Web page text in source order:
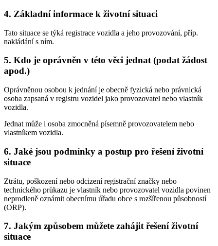
4. Základní informace k životní situaci
Tato situace se týká registrace vozidla a jeho provozování, příp.
nakládání s ním.
5. Kdo je oprávněn v této věci jednat (podat žádost
apod.)
Oprávněnou osobou k jednání je obecně fyzická nebo právnická
osoba zapsaná v registru vozidel jako provozovatel nebo vlastník
vozidla.
Jednat může i osoba zmocněná písemně provozovatelem nebo
vlastníkem vozidla.
6. Jaké jsou podmínky a postup pro řešení životní
situace
Ztrátu, poškození nebo odcizení registrační značky nebo
technického průkazu je vlastník nebo provozovatel vozidla povinen
neprodleně oznámit obecnímu úřadu obce s rozšířenou působností
(ORP).
7. Jakým způsobem můžete zahájit řešení životní
situace